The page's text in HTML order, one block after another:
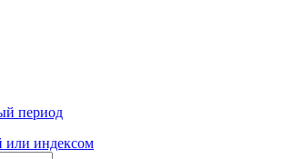
период
или индексом